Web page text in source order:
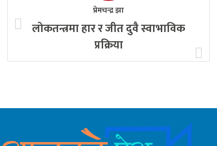
प्रेमचन्द्र झा
लोकतन्त्रमा हार र जीत दुवै स्वाभाविक
प्रक्रिया